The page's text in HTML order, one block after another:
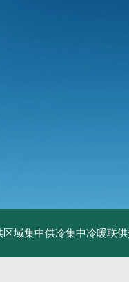
区域集中供冷集中冷暖联